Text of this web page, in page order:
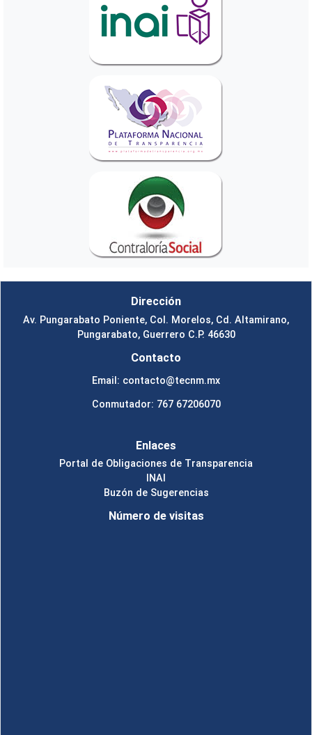
Dirección
Av. Pungarabato Poniente, Col. Morelos, Cd. Altamirano,
Pungarabato, Guerrero C.P. 46630
Contacto
Email: contacto@tecnm.mx
Conmutador: 767 67206070
Enlaces
Portal de Obligaciones de Transparencia
INAI
Buzón de Sugerencias
Número de visitas